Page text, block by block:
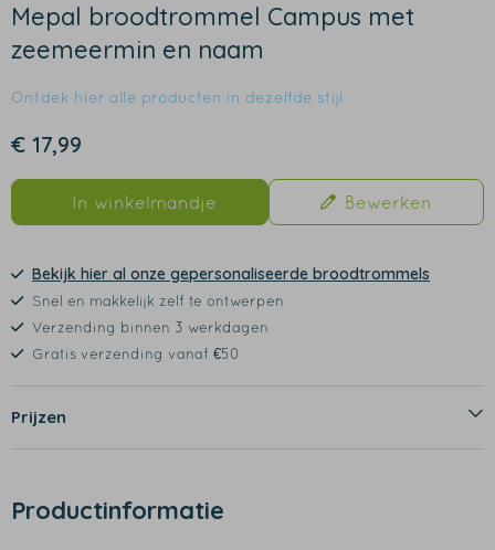
Mepal broodtrommel Campus met
zeemeermin en naam
Ontdek hier alle producten in dezelfde stijl
€ 17,99
In winkelmandje Bewerken
Bekijk hier al onze gepersonaliseerde broodtrommels
Snel en makkelijk zelf te ontwerpen
Verzending binnen 3 werkdagen
Gratis verzending vanaf €50
Prijzen
Productinformatie